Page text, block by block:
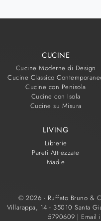
CUCINE
Cucine Moderne di Design
Cucine Classico
Cucine con Penisola
Cucine con Isola
Cucine su Misura
LIVING
Librerie
Pareti Attrezzate
Madie
© 2026 - Ruffato Bruno &
Villarappa, 14 - 35010 Santa
5790609 | Email